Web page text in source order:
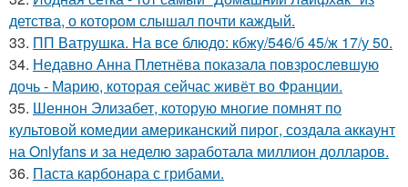
детства, о котором слышал почти каждый.
33. ПП Ватрушка. На все блюдо: кбжу/546/б 45/ж 17/у 50.
34. Недавно Анна Плетнёва показала повзрослевшую
дочь - Марию, которая сейчас живёт во Франции.
35. Шеннон Элизабет, которую многие помнят по
культовой комедии американский пирог, создала аккаунт
на Onlyfans и за неделю заработала миллион долларов.
36. Паста карбонара с грибами.